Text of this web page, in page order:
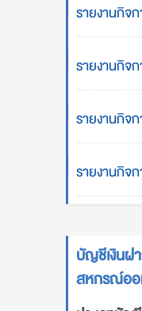
รายงานกิจ
รายงานกิจ
รายงานกิจ
รายงานกิจ
บัญชีเงินฝ
สหกรณ์อ